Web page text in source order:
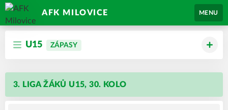
AFK MILOVICE MENU
U15 ZÁPASY
3. LIGA ŽÁKŮ U15, 30. KOLO